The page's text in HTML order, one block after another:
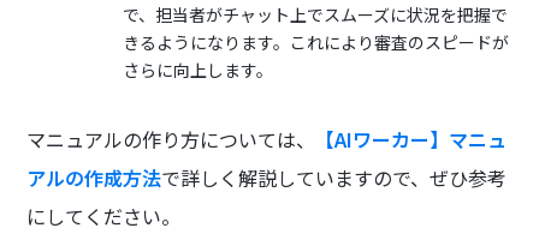
で、担当者がチャット上でスムーズに状況を把握で
きるようになります。これにより審査のスピードが
さらに向上します。
マニュアルの作り方については、
【AIワーカー】マニュ
アルの作成方法で詳しく解説していますので、ぜひ参考
にしてください。